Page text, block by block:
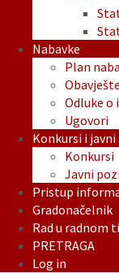
Nabavke
Plan
Odluke o
Ugovori
Konkursi i
Konkursi
Javni
Pristup
Gradonačelnik
Rad u radnom
PRETRAGA
Log in